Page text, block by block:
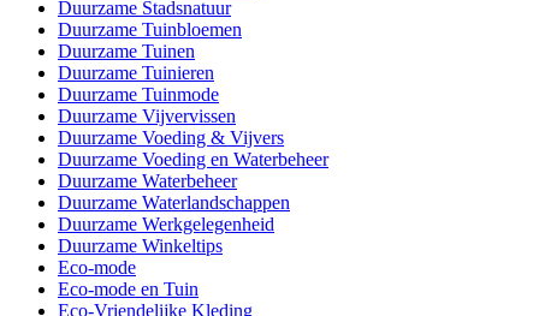
Duurzame Stadsnatuur
Duurzame Tuinbloemen
Duurzame Tuinen
Duurzame Tuinieren
Duurzame Tuinmode
Duurzame Vijvervissen
Duurzame Voeding & Vijvers
Duurzame Voeding en Waterbeheer
Duurzame Waterbeheer
Duurzame Waterlandschappen
Duurzame Werkgelegenheid
Duurzame Winkeltips
Eco-mode
Eco-mode en Tuin
Eco-Vriendelijke Kleding